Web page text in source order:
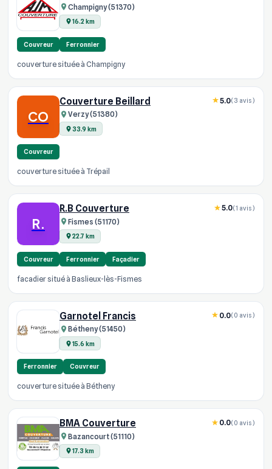
Champigny (51370)
16.2 km
Couvreur Ferronnier
couverture située à Champigny
CO
Couverture Beillard
Verzy (51380)
33.9 km
5.0(3 avis)
Couvreur
couverture située à Trépail
R.
R.B Couverture
Fismes (51170)
22.7 km
5.0(1 avis)
Couvreur Ferronnier Façadier
facadier situé à Baslieux-lès-Fismes
Garnotel Francis
Bétheny (51450)
15.6 km
0.0(0 avis)
Ferronnier Couvreur
couverture située à Bétheny
BMA Couverture
Bazancourt (51110)
17.3 km
0.0(0 avis)